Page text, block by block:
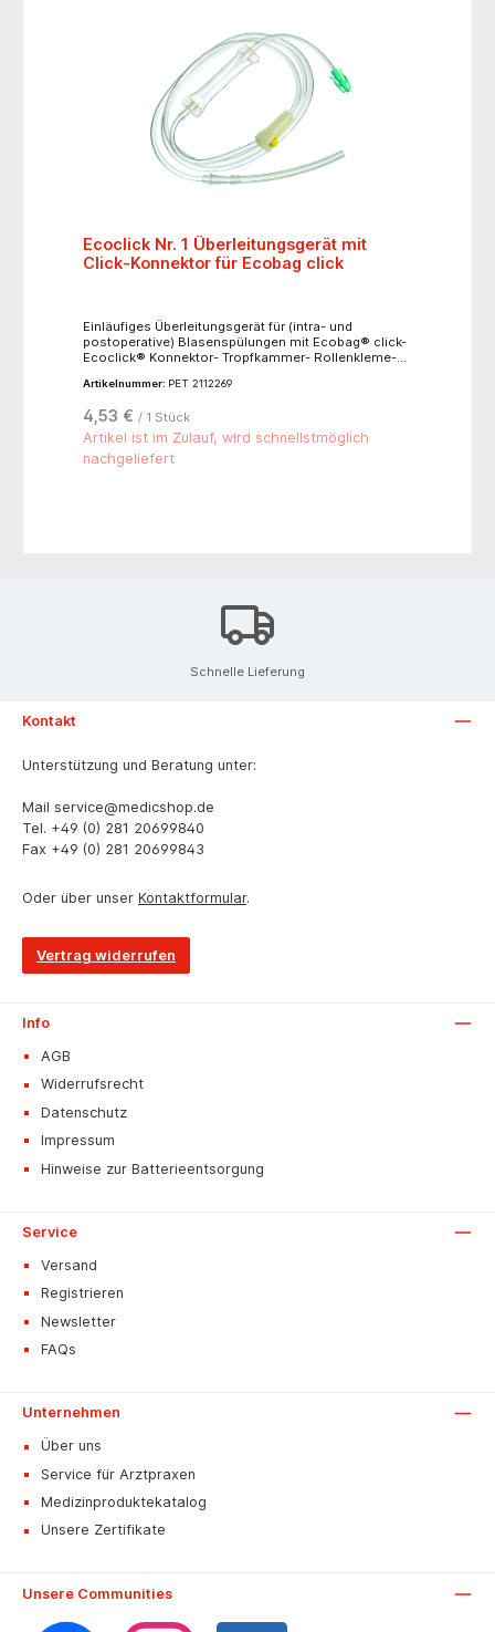
Ecoclick Nr. 1 Überleitungsgerät mit
Click-Konnektor für Ecobag click
Einläufiges Überleitungsgerät für (intra- und
postoperative) Blasenspülungen mit Ecobag® click-
Ecoclick® Konnektor- Tropfkammer- Rollenkleme-
Ansatz für Resektoskope- Fließgeschwindigkeit ca.
Artikelnummer: PET 2112269
4,53 € / 1 Stück
Artikel ist im Zulauf, wird schnellstmöglich
nachgeliefert
Schnelle Lieferung
Kontakt
Unterstützung und Beratung unter:
Mail service@medicshop.de
Tel. +49 (0) 281 20699840
Fax +49 (0) 281 20699843
Oder über unser Kontaktformular.
Vertrag widerrufen
Info
AGB
Widerrufsrecht
Datenschutz
Impressum
Hinweise zur Batterieentsorgung
Service
Versand
Registrieren
Newsletter
FAQs
Unternehmen
Über uns
Service für Arztpraxen
Medizinproduktekatalog
Unsere Zertifikate
Unsere Communities